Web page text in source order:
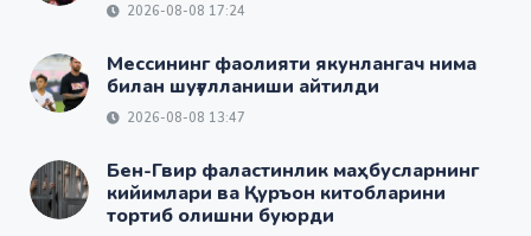
2026-08-08 17:24
Мессининг фаолияти якунлангач нима
билан шуғулланиши айтилди
2026-08-08 13:47
Бен-Гвир фаластинлик маҳбусларнинг
кийимлари ва Қуръон китобларини
тортиб олишни буюрди